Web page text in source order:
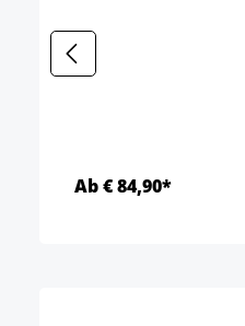
Ab € 84,90*